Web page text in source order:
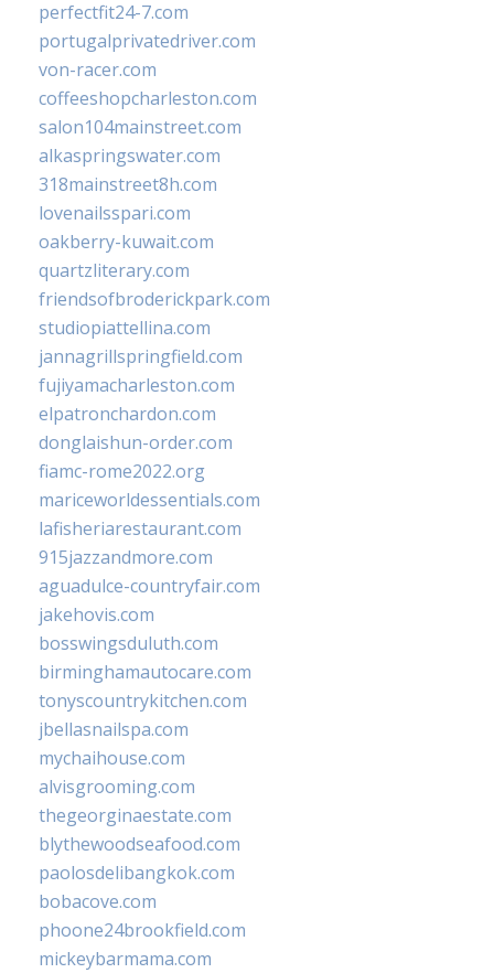
perfectfit24-7.com
portugalprivatedriver.com
von-racer.com
coffeeshopcharleston.com
salon104mainstreet.com
alkaspringswater.com
318mainstreet8h.com
lovenailsspari.com
oakberry-kuwait.com
quartzliterary.com
friendsofbroderickpark.com
studiopiattellina.com
jannagrillspringfield.com
fujiyamacharleston.com
elpatronchardon.com
donglaishun-order.com
fiamc-rome2022.org
mariceworldessentials.com
lafisheriarestaurant.com
915jazzandmore.com
aguadulce-countryfair.com
jakehovis.com
bosswingsduluth.com
birminghamautocare.com
tonyscountrykitchen.com
jbellasnailspa.com
mychaihouse.com
alvisgrooming.com
thegeorginaestate.com
blythewoodseafood.com
paolosdelibangkok.com
bobacove.com
phoone24brookfield.com
mickeybarmama.com